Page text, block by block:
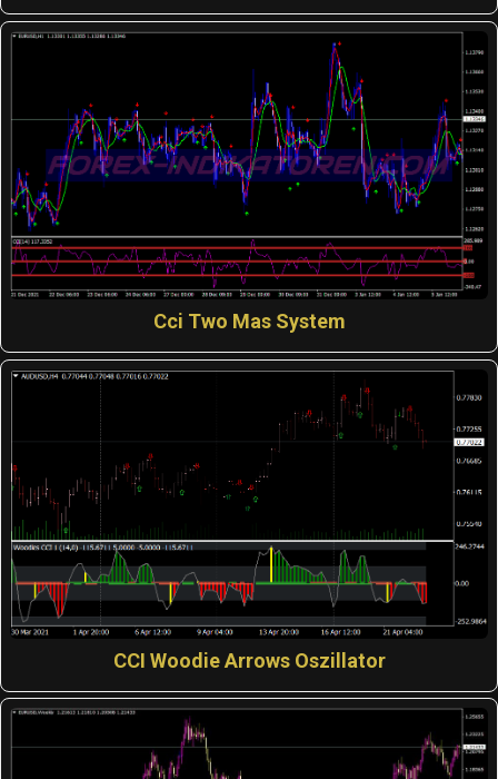
Cci Two Mas System
CCI Woodie Arrows Oszillator